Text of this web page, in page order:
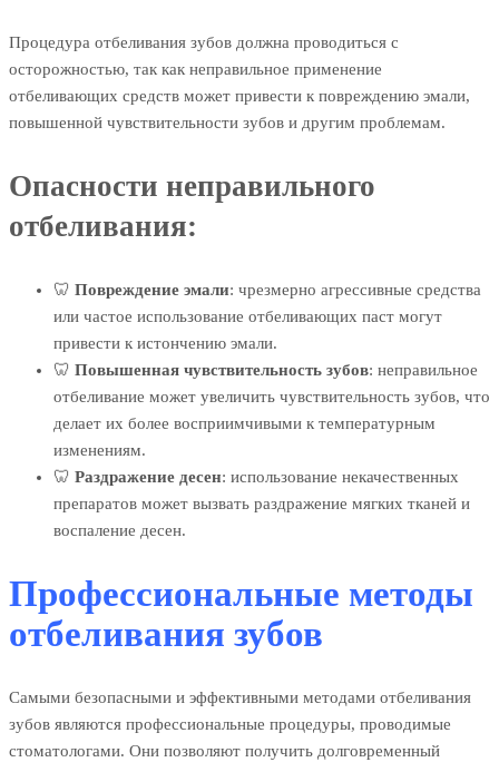
Процедура отбеливания зубов должна проводиться с
осторожностью, так как неправильное применение
отбеливающих средств может привести к повреждению эмали,
повышенной чувствительности зубов и другим проблемам.
Опасности неправильного
отбеливания:
🦷 Повреждение эмали: чрезмерно агрессивные средства
или частое использование отбеливающих паст могут
привести к истончению эмали.
🦷 Повышенная чувствительность зубов: неправильное
отбеливание может увеличить чувствительность зубов, что
делает их более восприимчивыми к температурным
изменениям.
🦷 Раздражение десен: использование некачественных
препаратов может вызвать раздражение мягких тканей и
воспаление десен.
Профессиональные методы
отбеливания зубов
Самыми безопасными и эффективными методами отбеливания
зубов являются профессиональные процедуры, проводимые
стоматологами. Они позволяют получить долговременный